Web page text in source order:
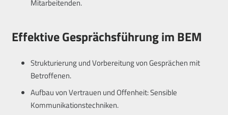
Mitarbeitenden.
Effektive Gesprächsführung im BEM
Strukturierung und Vorbereitung von Gesprächen mit
Betroffenen.
Aufbau von Vertrauen und Offenheit: Sensible
Kommunikationstechniken.